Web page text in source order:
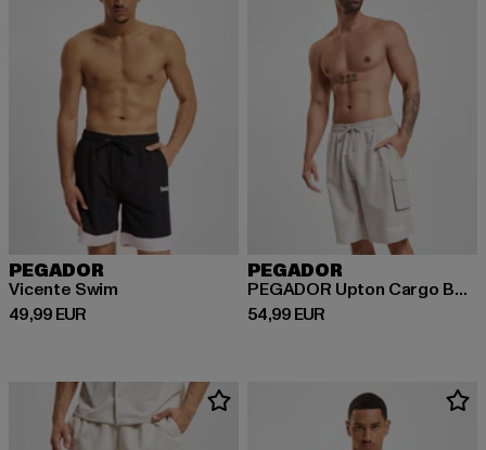
PEGADOR
Vicente Swim
49,99 EUR
Prix courant: 49,99 EUR
PEGADOR
PEGADOR Upton Cargo Bermuda Swim Shorts
54,99 EUR
Prix courant: 54,99 EUR